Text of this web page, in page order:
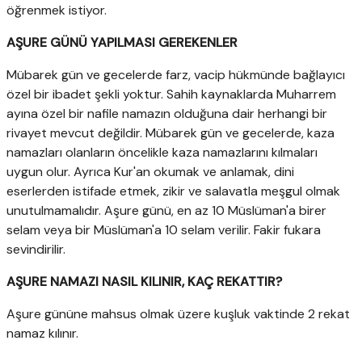
öğrenmek istiyor.
AŞURE GÜNÜ YAPILMASI GEREKENLER
Mübarek gün ve gecelerde farz, vacip hükmünde bağlayıcı
özel bir ibadet şekli yoktur. Sahih kaynaklarda Muharrem
ayına özel bir nafile namazın olduğuna dair herhangi bir
rivayet mevcut değildir. Mübarek gün ve gecelerde, kaza
namazları olanların öncelikle kaza namazlarını kılmaları
uygun olur. Ayrıca Kur'an okumak ve anlamak, dini
eserlerden istifade etmek, zikir ve salavatla meşgul olmak
unutulmamalıdır. Aşure günü, en az 10 Müslüman'a birer
selam veya bir Müslüman'a 10 selam verilir. Fakir fukara
sevindirilir.
AŞURE NAMAZI NASIL KILINIR, KAÇ REKATTIR?
Aşure gününe mahsus olmak üzere kuşluk vaktinde 2 rekat
namaz kılınır.